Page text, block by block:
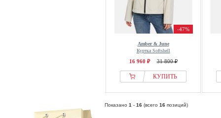
-47%
Amber & June
Куртка Softshell
16 960 ₽ 31 800 ₽
КУПИТЬ
Показано 1 - 16 (всего 16 позиций)